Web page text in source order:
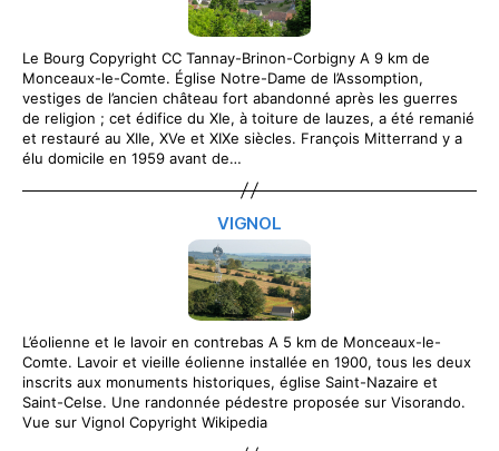
Le Bourg Copyright CC Tannay-Brinon-Corbigny A 9 km de
Monceaux-le-Comte. Église Notre-Dame de l’Assomption,
vestiges de l’ancien château fort abandonné après les guerres
de religion ; cet édifice du XIe, à toiture de lauzes, a été remanié
et restauré au XIIe, XVe et XIXe siècles. François Mitterrand y a
élu domicile en 1959 avant de…
VIGNOL
L’éolienne et le lavoir en contrebas A 5 km de Monceaux-le-
Comte. Lavoir et vieille éolienne installée en 1900, tous les deux
inscrits aux monuments historiques, église Saint-Nazaire et
Saint-Celse. Une randonnée pédestre proposée sur Visorando.
Vue sur Vignol Copyright Wikipedia